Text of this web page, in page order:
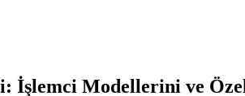
İşlemci Modellerini ve